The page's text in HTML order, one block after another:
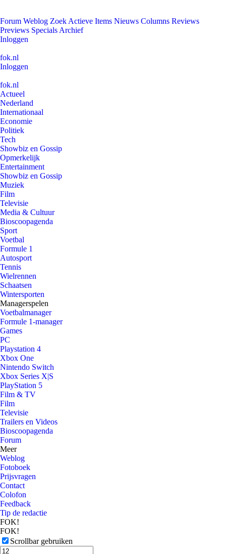
Forum Weblog Zoek Actieve Items Nieuws Columns Reviews
Previews Specials Archief
Inloggen
fok.nl
Inloggen
fok.nl
Actueel
Nederland
Internationaal
Economie
Politiek
Tech
Showbiz en Gossip
Opmerkelijk
Entertainment
Showbiz en Gossip
Muziek
Film
Televisie
Media & Cultuur
Bioscoopagenda
Sport
Voetbal
Formule 1
Autosport
Tennis
Wielrennen
Schaatsen
Wintersporten
Managerspelen
Voetbalmanager
Formule 1-manager
Games
PC
Playstation 4
Xbox One
Nintendo Switch
Xbox Series X|S
PlayStation 5
Film & TV
Film
Televisie
Trailers en Videos
Bioscoopagenda
Forum
Meer
Weblog
Fotoboek
Prijsvragen
Contact
Colofon
Feedback
Tip de redactie
FOK!
FOK!
Scrollbar gebruiken